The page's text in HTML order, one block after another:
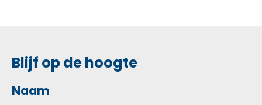
Blijf op de hoogte